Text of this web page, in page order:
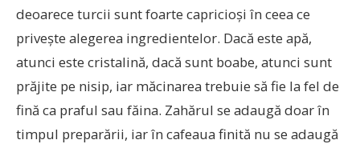
deoarece turcii sunt foarte capricioși în ceea ce
privește alegerea ingredientelor. Dacă este apă,
atunci este cristalină, dacă sunt boabe, atunci sunt
prăjite pe nisip, iar măcinarea trebuie să fie la fel de
fină ca praful sau făina. Zahărul se adaugă doar în
timpul preparării, iar în cafeaua finită nu se adaugă